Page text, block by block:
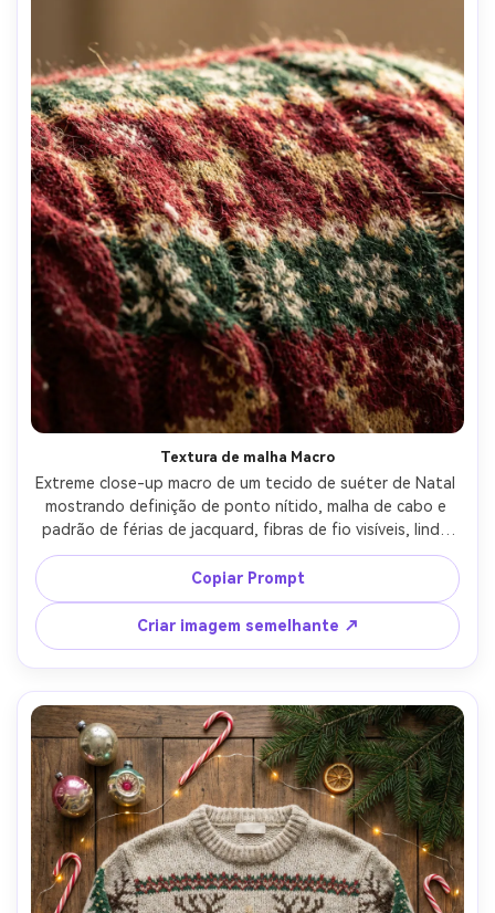
Textura de malha Macro
Extreme close-up macro de um tecido de suéter de Natal
mostrando definição de ponto nítido, malha de cabo e
padrão de férias de jacquard, fibras de fio visíveis, lindo
realista e profundidade têxtil, luz direcional suave
revelando textura, tirado em Canon R5 macro 100mm,
estudo têxtil fotorealista ultra-detalhado, desfoque de
fundo limpo- -ar 4:5
Copiar Prompt
Criar imagem semelhante ↗